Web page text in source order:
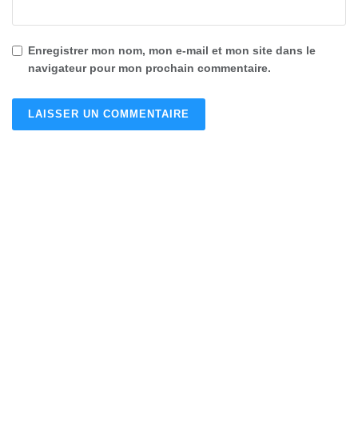
Enregistrer mon nom, mon e-mail et mon site dans le
navigateur pour mon prochain commentaire.